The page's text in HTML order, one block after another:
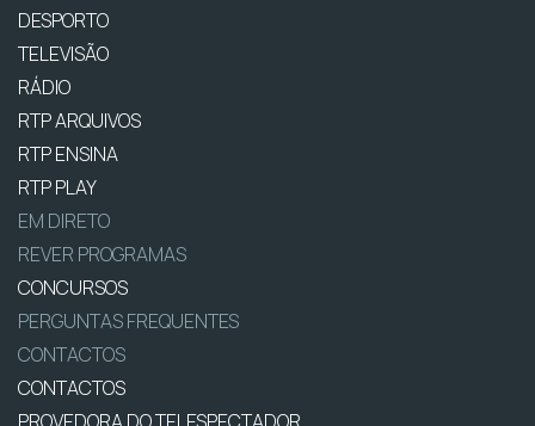
DESPORTO
TELEVISÃO
RÁDIO
RTP ARQUIVOS
RTP ENSINA
RTP PLAY
EM DIRETO
REVER PROGRAMAS
CONCURSOS
PERGUNTAS FREQUENTES
CONTACTOS
CONTACTOS